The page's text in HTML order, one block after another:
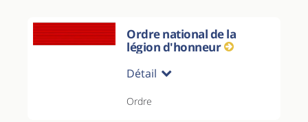
Ordre national de la
légion d'honneur
Détail
Ordre